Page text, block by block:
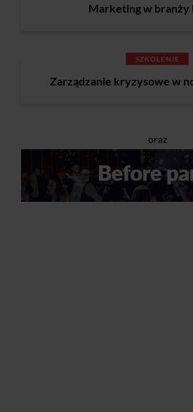
Marketing w branży
SZKOLENIE
Zarządzanie kryzysowe w
oraz